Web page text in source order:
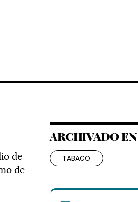
de
de
ARCHIVADO EN
TABACO